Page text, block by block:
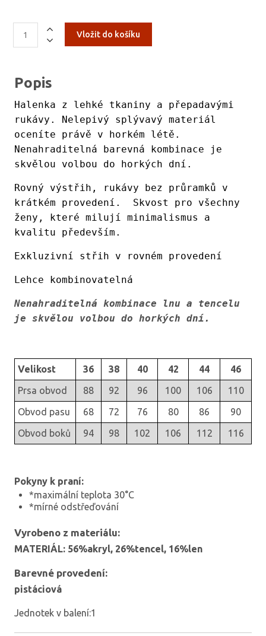
Popis
Halenka z lehké tkaniny a přepadavými
rukávy. Nelepivý splývavý materiál
oceníte právě v horkém létě.
Nenahraditelná barevná kombinace je
skvělou volbou do horkých dní.
Rovný výstřih, rukávy bez průramků v
krátkém provedení. Skvost pro všechny
ženy, které milují minimalismus a
kvalitu především.
Exkluzivní střih v rovném provedení
Lehce kombinovatelná
Nenahraditelná kombinace lnu a tencelu
je skvělou volbou do horkých dní.
Velikost 36 38 40 42 44
46
Prsa obvod
88 92 96 100 106
110
Obvod pasu
68 72 76 80 86
90
Obvod boků
94 98 102 106 112 116
Pokyny k praní:
*maximální teplota 30°C
*mírné odstřeďování
Vyrobeno z materiálu:
MATERIÁL: 56%akryl, 26%tencel, 16%len
Barevné provedení:
pistáciová
Jednotek v balení:1